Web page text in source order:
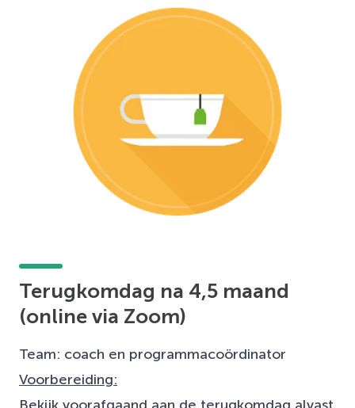
Terugkomdag na 4,5 maand
(online via Zoom)
Team: coach en programmacoördinator
Voorbereiding:
Bekijk voorafgaand aan de terugkomdag alvast